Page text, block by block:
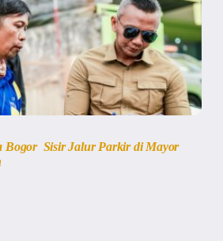
Bogor Sisir Jalur Parkir di Mayor